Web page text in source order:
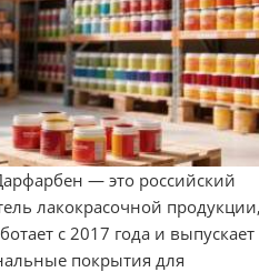
— это российский
лакокрасочной продукции,
с 2017 года и выпускает
покрытия для